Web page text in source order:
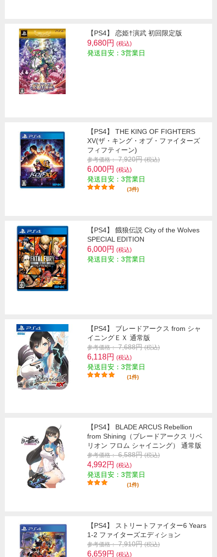
【PS4】 恋姫†演武 初回限定版
9,680円 (税込)
発送目安：3営業日
【PS4】 THE KING OF FIGHTERS
XV(ザ・キング・オブ・ファイターズ
フィフティーン)
参考価格： 7,920円(税込)
6,000円 (税込)
発送目安：3営業日
(3件)
【PS4】 餓狼伝説 City of the Wolves
SPECIAL EDITION
6,000円 (税込)
発送目安：3営業日
【PS4】 ブレードアークス from シャ
イニングＥＸ 通常版
参考価格： 7,688円(税込)
6,118円 (税込)
発送目安：3営業日
(1件)
【PS4】 BLADE ARCUS Rebellion
from Shining（ブレードアークス リベ
リオン フロム シャイニング） 通常版
参考価格： 6,588円(税込)
4,992円 (税込)
発送目安：3営業日
(1件)
【PS4】 ストリートファイター6 Years
1-2 ファイターズエディション
参考価格： 7,910円(税込)
6,659円 (税込)